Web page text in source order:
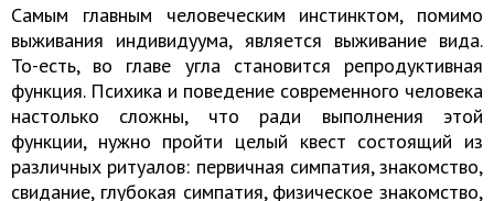
Самым главным человеческим инстинктом, помимо
выживания индивидуума, является выживание вида.
То-есть, во главе угла становится репродуктивная
функция. Психика и поведение современного человека
настолько сложны, что ради выполнения этой
функции, нужно пройти целый квест состоящий из
различных ритуалов: первичная симпатия, знакомство,
свидание, глубокая симпатия, физическое знакомство,